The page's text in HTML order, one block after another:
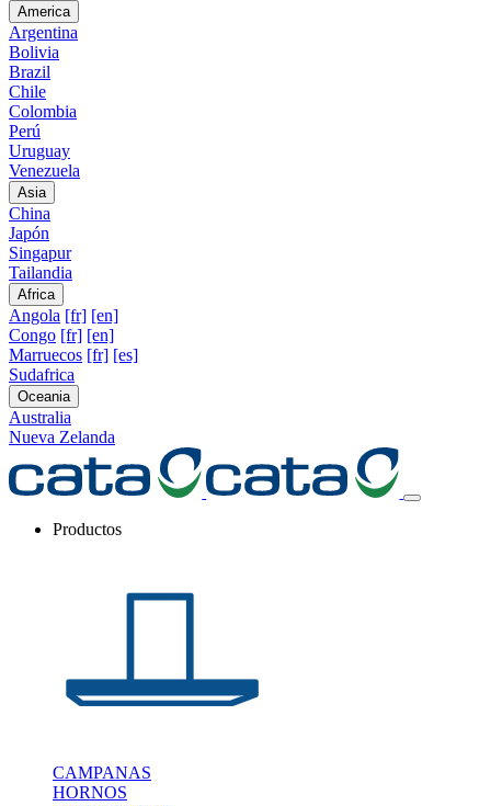
America
Argentina
Bolivia
Brazil
Chile
Colombia
Perú
Uruguay
Venezuela
Asia
China
Japón
Singapur
Tailandia
Africa
Angola [fr] [en]
Congo [fr] [en]
Marruecos [fr] [es]
Sudafrica
Oceania
Australia
Nueva Zelanda
Productos
CAMPANAS
HORNOS